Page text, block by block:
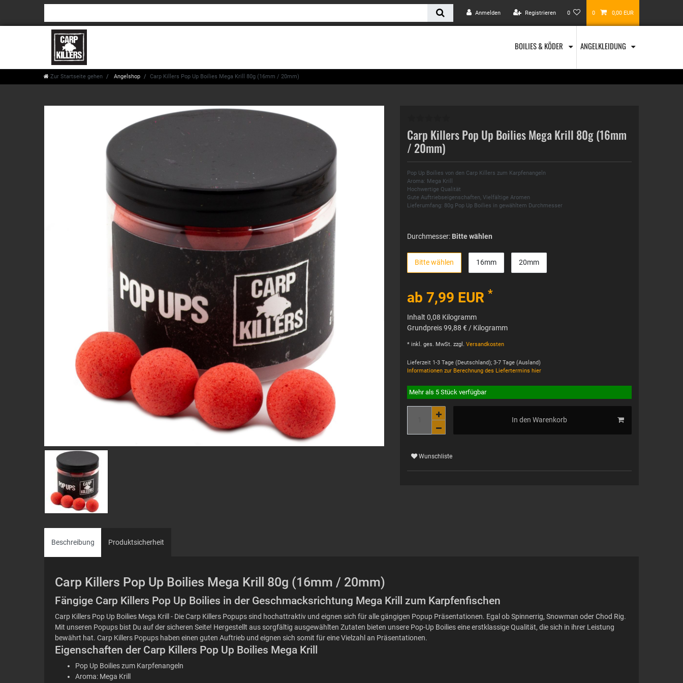
Anmelden Registrieren 0 0 0,00 EUR
BOILIES & KÖDER ANGELKLEIDUNG
Zur Startseite gehen Angelshop Carp Killers Pop Up Boilies Mega Krill 80g (16mm / 20mm)
Carp Killers Pop Up Boilies Mega Krill 80g (16mm
/ 20mm)
Pop Up Boilies von den Carp Killers zum Karpfenangeln
Aroma: Mega Krill
Hochwertige Qualität
Gute Auftriebseigenschaften, Vielfältige Aromen
Lieferumfang: 80g Pop Up Boilies in gewähltem Durchmesser
Durchmesser: Bitte wählen
Bitte wählen 16mm 20mm
ab 7,99 EUR *
Inhalt 0,08 Kilogramm
Grundpreis99,88 € / Kilogramm
* inkl. ges. MwSt. zzgl. Versandkosten
Lieferzeit 1-3 Tage (Deutschland); 3-7 Tage (Ausland)
Informationen zur Berechnung des Liefertermins hier
Mehr als 5 Stück verfügbar
In den Warenkorb
Wunschliste
Beschreibung Produktsicherheit
Carp Killers Pop Up Boilies Mega Krill 80g (16mm / 20mm)
Fängige Carp Killers Pop Up Boilies in der Geschmacksrichtung Mega Krill zum Karpfenfischen
Carp Killers Pop Up Boilies Mega Krill - Die Carp Killers Popups sind hochattraktiv und eignen sich für alle gängigen Popup Präsentationen. Egal ob Spinnerrig, Snowman oder Chod Rig.
Mit unseren Popups bist Du auf der sicheren Seite! Hergestellt aus sorgfältig ausgewählten Zutaten bieten unsere Pop-Up Boilies eine erstklassige Qualität, die sich in ihrer Leistung
bewährt hat. Carp Killers Popups haben einen guten Auftrieb und eignen sich somit für eine Vielzahl an Präsentationen.
Eigenschaften der Carp Killers Pop Up Boilies Mega Krill
Pop Up Boilies zum Karpfenangeln
Aroma: Mega Krill